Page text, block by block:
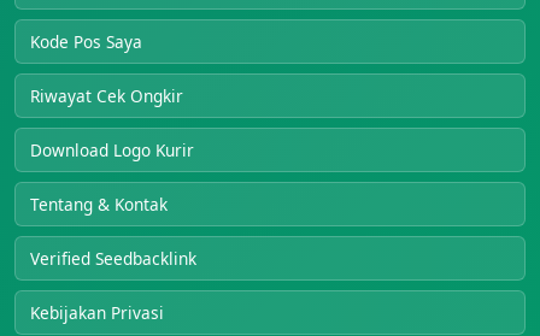
Kode Pos Saya
Riwayat Cek Ongkir
Download Logo Kurir
Tentang & Kontak
Verified Seedbacklink
Kebijakan Privasi